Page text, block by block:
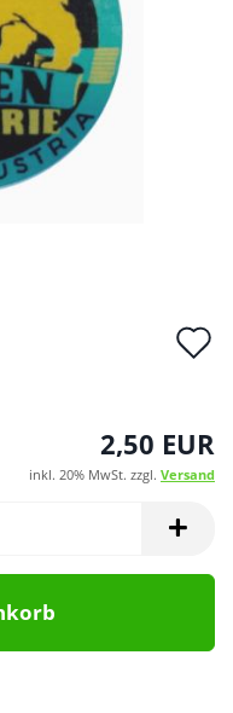
2,50 EUR
inkl. 20% MwSt. zzgl. Versand